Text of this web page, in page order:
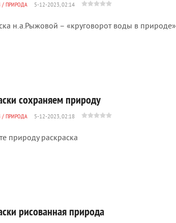
/ ПРИРОДА 5-12-2023, 02:14
н.а.Рыжовой – «круговорот воды в природе»
сохраняем природу
/ ПРИРОДА 5-12-2023, 02:18
природу раскраска
рисованная природа